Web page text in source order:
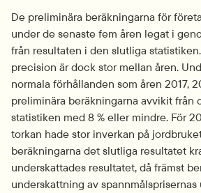
De preliminära beräkningarna för
under de senaste fem åren legat i
från resultaten i den slutliga
precision är dock stor mellan åren.
normala förhållanden som åren 2017,
preliminära beräkningarna avvikit från
statistiken med 8 % eller mindre. För
torkan hade stor inverkan på
beräkningarna det slutliga resultatet
underskattades resultatet, då främst
underskattning av